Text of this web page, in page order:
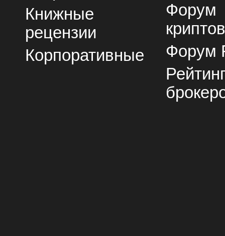
Книжные
рецензии
Корпоративные
Форум
Форум